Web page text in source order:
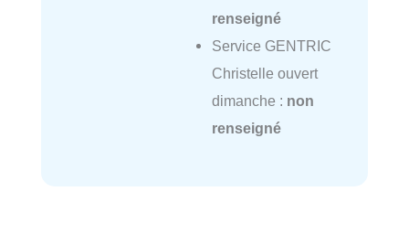
renseigné
Service GENTRIC
Christelle ouvert
dimanche : non
renseigné